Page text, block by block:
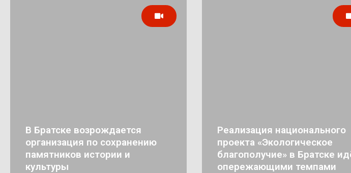
В Братске возрождается
организация по сохранению
памятников истории и
культуры
Реализация национального
проекта «Экологическое
благополучие» в Братске
опережающими темпами